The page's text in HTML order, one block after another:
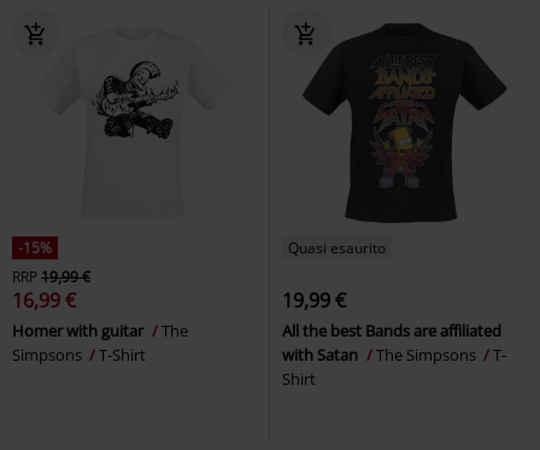
-15%
RRP19,99 €
16,99 €
Homer with guitar
The
Simpsons
T-Shirt
Quasi esaurito
19,99 €
All the best Bands are affiliated
with Satan
The Simpsons
T-
Shirt